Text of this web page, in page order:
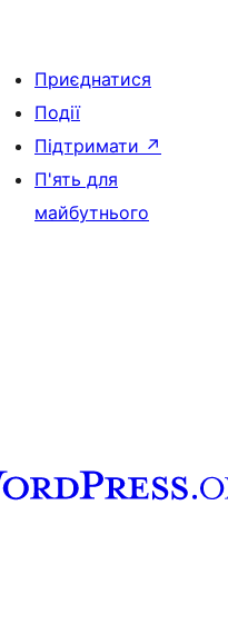
Приєднатися
Події
Підтримати ↗
П'ять для
майбутнього
channel
Tumblr account